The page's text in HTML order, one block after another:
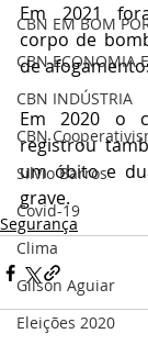
CBN EM BOM
CBN ECONOMIA
CBN INDÚSTRIA
CBN
Silvio Barros
Covid-19
Clima
Gilson Aguiar
Eleições 2020
Em 2021
corpo de
de
Em 2020 o
registrou
um óbito e
grave.
Segurança